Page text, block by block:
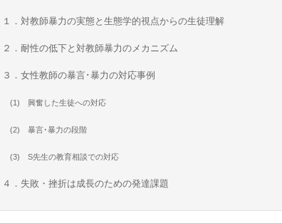
１．対教師暴力の実態と生態学的視点からの生徒理解
２．耐性の低下と対教師暴力のメカニズム
３．女性教師の暴言･暴力の対応事例
(1) 興奮した生徒への対応
(2) 暴言･暴力の段階
(3) S先生の教育相談での対応
４．失敗・挫折は成長のための発達課題